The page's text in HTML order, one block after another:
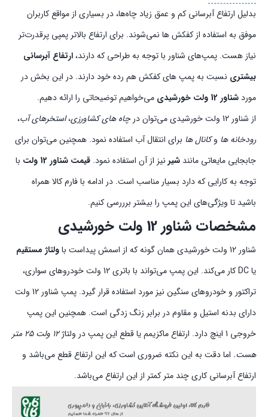
بدلیل ارتفاع آبرسانی کم و عمق زیاد چاه‌ها، در بسیاری از مواقع کاربران
موفق به استفاده از کفکش ها نمی‌شوند. برای ارتفاع بالاتر پمپی پرقدرت‌تر
نیاز هست. پمپ‌های شناور با توجه به طراحی که دارند،ارتفاع آبرسانی
بیشتری نسبت به پمپ های کفکش هم رده خود دارند. در این بخش در
موردشناور 12 ولت خورشیدی
می‌خواهیم توضیحاتی را ارائه دهیم.
از شناور 12 ولت خورشیدی می‌توان در
چاه های کشاورزی،استخرهای آب،
رودخانه ها وکانال ها برای انتقال آب استفاده نمود. همچنین می‌توان برای
جابجایی مایعاتی مانند شیر نیز از آن استفاده نمود. قیمت شناور 12 ولت
با
توجه به کارایی که دارد بسیار مناسب است. در ادامه با فارم کالا همراه
باشید تا ویژگی‌های این پمپ را بیشتر برررسی کنیم.
مشخصات شناور 12 ولت خورشیدی
شناور 12 ولت خورشیدی همان گونه که از اسمش پیداست با
ولتاژ مستقیم
یا DC کار می‌کند. این پمپ می‌تواند با باتری 12 ولت خودروهای سواری،
تراکتور و خودروهای سنگین نیز مورد استفاده قرار گیرد. پمپ شناور 12 ولت
دارای بدنه استیل و مقاوم در برابر زنگ زدگی است. همچنین این پمپ
خروجی 1 اینچ دارد. ارتفاع ماکزیمم یا قطع این پمپ در ولتاژ
12 ولت 25 متر
هست. اما دقت به این نکته ضروری است که این ارتفاع قطع می‌باشد و
ارتفاع آبرسانی کاری چند متر کمتر از این ارتفاع می‌باشد.